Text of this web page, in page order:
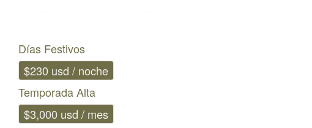
Días Festivos
$230 usd / noche
Temporada Alta
$3,000 usd / mes